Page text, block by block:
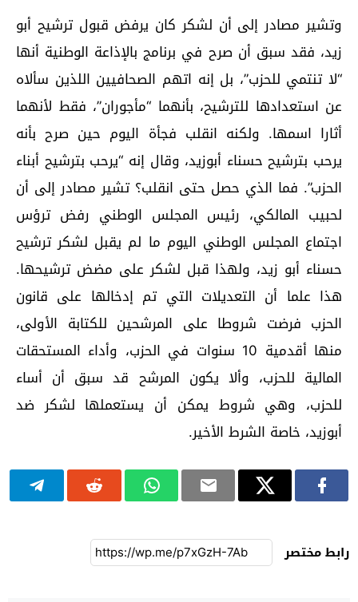
وتشير مصادر إلى أن لشكر كان يرفض قبول ترشيح أبو
زيد، فقد سبق أن صرح في برنامج بالإذاعة الوطنية أنها
“لا تنتمي للحزب”، بل إنه اتهم الصحافيين اللذين سألاه
عن استعدادها للترشيح، بأنهما “مأجوران”، فقط لأنهما
أثارا اسمها. ولكنه انقلب فجأة اليوم حين صرح بأنه
يرحب بترشيح حسناء أبوزيد، وقال إنه “يرحب بترشيح أبناء
الحزب”. فما الذي حصل حتى انقلب؟ تشير مصادر إلى أن
لحبيب المالكي، رئيس المجلس الوطني رفض ترؤس
اجتماع المجلس الوطني اليوم ما لم يقبل لشكر ترشيح
حسناء أبو زيد، ولهذا قبل لشكر على مضض ترشيحها.
هذا علما أن التعديلات التي تم إدخالها على قانون
الحزب فرضت شروطا على المرشحين للكتابة الأولى،
منها أقدمية 10 سنوات في الحزب، وأداء المستحقات
المالية للحزب، وألا يكون المرشح قد سبق أن أساء
للحزب، وهي شروط يمكن أن يستعملها لشكر ضد
أبوزيد، خاصة الشرط الأخير.
رابط مختصر